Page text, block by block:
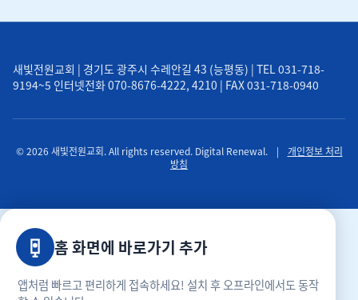
새빛전원교회 | 경기도 광주시 수레안길 43 (능평동) | TEL 031-718-
9194~5 인터넷전화 070-8676-4222, 4210 | FAX 031-718-0940
© 2026 새빛전원교회. All rights reserved. Digital Renewal. |
개인정보 처리
방침
홈 화면에 바로가기 추가
앱처럼 빠르고 편리하게 접속하세요! 설치 후 오프라인에서도 동작